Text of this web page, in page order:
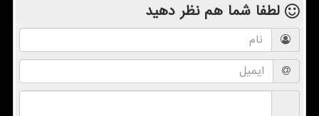
لطفا شما همنظر دهید